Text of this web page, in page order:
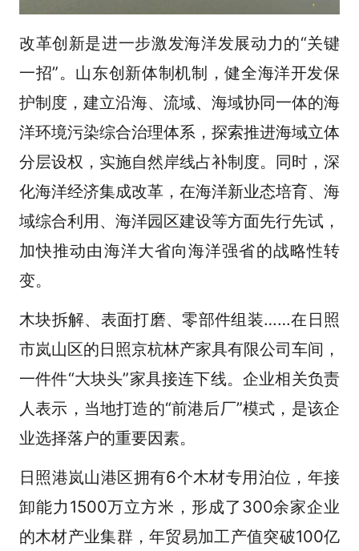
改革创新是进一步激发海洋发展动力的“关键
一招”。山东创新体制机制，健全海洋开发保
护制度，建立沿海、流域、海域协同一体的海
洋环境污染综合治理体系，探索推进海域立体
分层设权，实施自然岸线占补制度。同时，深
化海洋经济集成改革，在海洋新业态培育、海
域综合利用、海洋园区建设等方面先行先试，
加快推动由海洋大省向海洋强省的战略性转
变。
木块拆解、表面打磨、零部件组装……在日照
市岚山区的日照京杭林产家具有限公司车间，
一件件“大块头”家具接连下线。企业相关负责
人表示，当地打造的“前港后厂”模式，是该企
业选择落户的重要因素。
日照港岚山港区拥有6个木材专用泊位，年接
卸能力1500万立方米，形成了300余家企业
的木材产业集群，年贸易加工产值突破100亿